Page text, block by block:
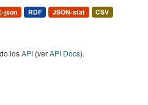
json RDF JSON-stat CSV
losAPI(verAPI Docs).